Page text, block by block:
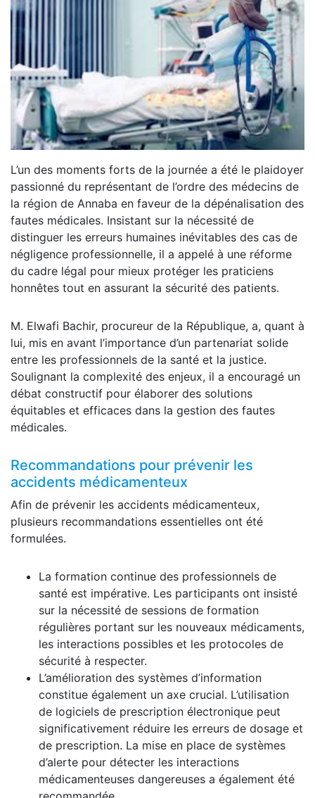
L’un des moments forts de la journée a été le plaidoyer
passionné du représentant de l’ordre des médecins de
la région de Annaba en faveur de la dépénalisation des
fautes médicales. Insistant sur la nécessité de
distinguer les erreurs humaines inévitables des cas de
négligence professionnelle, il a appelé à une réforme
du cadre légal pour mieux protéger les praticiens
honnêtes tout en assurant la sécurité des patients.
M. Elwafi Bachir, procureur de la République, a, quant à
lui, mis en avant l’importance d’un partenariat solide
entre les professionnels de la santé et la justice.
Soulignant la complexité des enjeux, il a encouragé un
débat constructif pour élaborer des solutions
équitables et efficaces dans la gestion des fautes
médicales.
Recommandations pour prévenir les
accidents médicamenteux
Afin de prévenir les accidents médicamenteux,
plusieurs recommandations essentielles ont été
formulées.
La formation continue des professionnels de
santé est impérative. Les participants ont insisté
sur la nécessité de sessions de formation
régulières portant sur les nouveaux médicaments,
les interactions possibles et les protocoles de
sécurité à respecter.
L’amélioration des systèmes d’information
constitue également un axe crucial. L’utilisation
de logiciels de prescription électronique peut
significativement réduire les erreurs de dosage et
de prescription. La mise en place de systèmes
d’alerte pour détecter les interactions
médicamenteuses dangereuses a également été